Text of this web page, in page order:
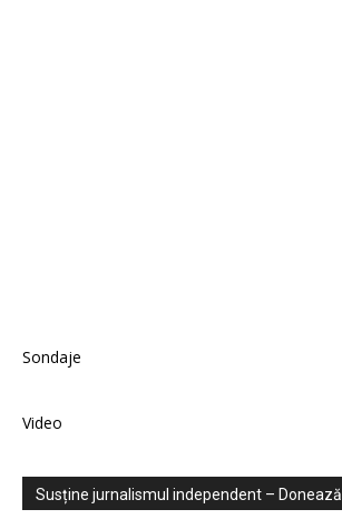
Sondaje
Video
Susține jurnalismul independent – Donează